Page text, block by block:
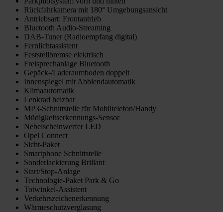
Rückfahrkamera mit 180° Umgebungsansicht
Antriebsart: Frontantrieb
Bluetooth Audio-Streaming
DAB-Tuner (Radioempfang digital)
Fernlichtassistent
Feststellbremse elektrisch
Freisprechanlage Bluetooth
Gepäck-/Laderaumboden doppelt
Innenspiegel mit Abblendautomatik
Klimaautomatik
Lenkrad heizbar
MP3-Schnittstelle für Mobiltelefon/Handy
Müdigkeitserkennungs-Sensor
Nebelscheinwerfer LED
Opel Connect
Sicht-Paket
Smartphone Schnittstelle
Sonderlackierung Brillant
Start/Stop-Anlage
Technologie-Paket Park & Go
Totwinkel-Assistent
Verkehrszeichenerkennung
Wärmeschutzverglasung